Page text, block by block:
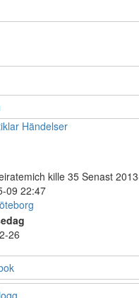
Händelser
kille 35 Senast
09 22:47
26